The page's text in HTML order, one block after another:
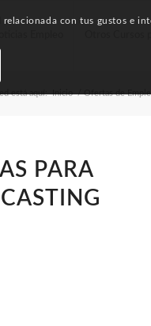
está aquí: Inicio / Ofertas de
PARA
con tus gustos e